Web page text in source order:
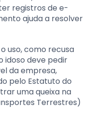
registros de e-
ajuda a resolver
uso, como recusa
idoso deve pedir
da empresa,
pelo Estatuto do
uma queixa na
Terrestres)